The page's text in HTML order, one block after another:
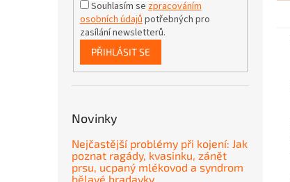
Souhlasím se zpracováním
osobních údajů potřebných pro
zasílání newsletterů.
PŘIHLÁSIT SE
Novinky
Nejčastější problémy při kojení: Jak
poznat ragády, kvasinku, zánět
prsu, ucpaný mlékovod a syndrom
bělavé bradavky